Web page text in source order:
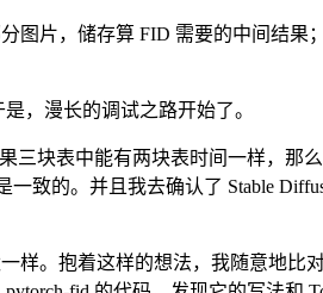
图片，储存算 FID 需要的中间结果
，漫长的调试之路开始了。
块表中能有两块表时间一样，那
致的。并且我去确认了 Stable
。抱着这样的想法，我随意地比